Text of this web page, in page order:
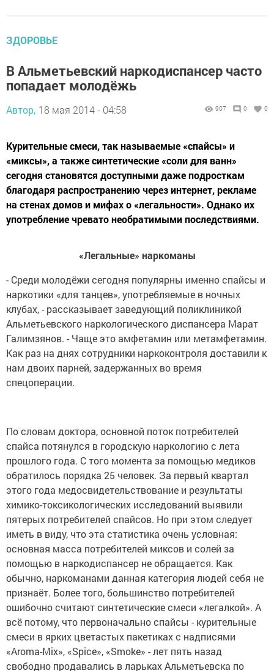
ЗДОРОВЬЕ
В Альметьевский наркодиспансер часто
попадает молодёжь
Автор, 18 мая 2014 - 04:58 907 0 0
Курительные смеси, так называемые «спайсы» и
«миксы», а также синтетические «соли для ванн»
сегодня становятся доступными даже подросткам
благодаря распространению через интернет, рекламе
на стенах домов и мифах о «легальности». Однако их
употребление чревато необратимыми последствиями.
«Легальные» наркоманы
- Среди молодёжи сегодня популярны именно спайсы и
наркотики «для танцев», употребляемые в ночных
клубах, - рассказывает заведующий поликлиникой
Альметьевского наркологического диспансера Марат
Галимзянов. - Чаще это амфетамин или метамфетамин.
Как раз на днях сотрудники наркоконтроля доставили к
нам двоих парней, задержанных во время
спецоперации.
По словам доктора, основной поток потребителей
спайса потянулся в городскую наркологию с лета
прошлого года. С того момента за помощью медиков
обратилось порядка 25 человек. За первый квартал
этого года медосвидетельствование и результаты
химико-токсикологических исследований выявили
пятерых потребителей спайсов. Но при этом следует
иметь в виду, что эта статистика очень условная:
основная масса потребителей миксов и солей за
помощью в наркодиспансер не обращается. Как
обычно, наркоманами данная категория людей себя не
признаёт. Более того, большинство потребителей
ошибочно считают синтетические смеси «легалкой». А
всё потому, что первоначально спайсы - курительные
смеси в ярких цветастых пакетиках с надписями
«Аroma-Mix», «Spice», «Smoke» - лет пять назад
свободно продавались в ларьках Альметьевска по